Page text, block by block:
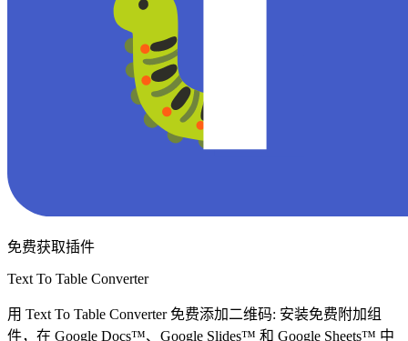
免费获取插件
Text To Table Converter
用 Text To Table Converter 免费添加二维码: 安装免费附加组
件，在 Google Docs™、Google Slides™ 和 Google Sheets™ 中